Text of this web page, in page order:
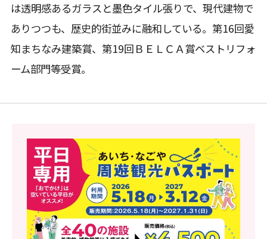
は透明感あるガラスと墨色タイル張りで、現代建物で
ありつつも、歴史的街並みに融和している。第16回愛
知まちなみ建築賞、第19回ＢＥＬＣＡ賞ベストリフォ
ーム部門等受賞。